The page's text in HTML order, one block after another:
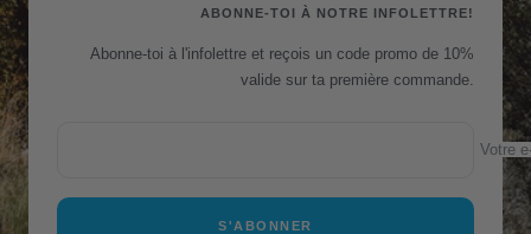
ABONNE-TOI À NOTRE INFOLETTRE!
Abonne-toi à l'infolettre et reçois un code promo de 10%
valide sur ta première commande.
Votre
S'ABONNER